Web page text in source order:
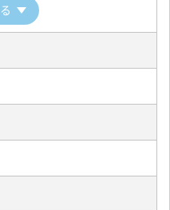
ます。
揮した営業ができま
所でお客様をお待ちし
設置しています。